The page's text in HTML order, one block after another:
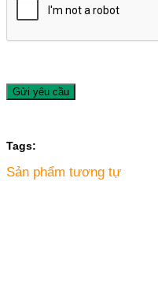
Tags:
Sản phẩm tương tự